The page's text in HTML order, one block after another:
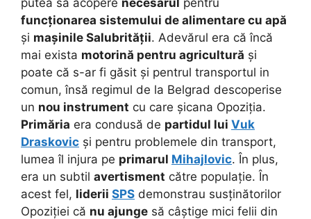
putea să acopere necesarul pentru
funcționarea sistemului de alimentare cu apă
și mașinile Salubrității. Adevărul era că încă
mai exista motorină pentru agricultură și
poate că s-ar fi găsit și pentrul transportul in
comun, însă regimul de la Belgrad descoperise
un nou instrument cu care șicana Opoziția.
Primăria era condusă de partidul lui Vuk
Draskovic și pentru problemele din transport,
lumea îl injura pe primarul Mihajlovic. În plus,
era un subtil avertisment către populație. În
acest fel, liderii SPS demonstrau susținătorilor
Opoziției că nu ajunge să câștige mici felii din